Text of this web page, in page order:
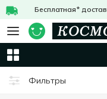
Бесплатная*
Фильтры